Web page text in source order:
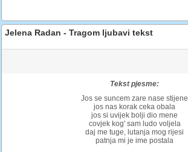
Jelena Radan - Tragom ljubavi tekst
Tekst pjesme:
Jos se suncem zare nase stijene
jos nas korak ceka obala
jos si uvijek bolji dio mene
covjek kog' sam ludo voljela
daj me tuge, lutanja mog rijesi
patnja mi je ime postala